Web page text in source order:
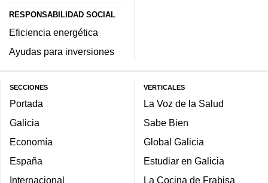
RESPONSABILIDAD SOCIAL
Eficiencia energética
Ayudas para inversiones
SECCIONES
Portada
Galicia
Economía
España
Internacional
VERTICALES
La Voz de la Salud
Sabe Bien
Global Galicia
Estudiar en Galicia
La Cocina de Frabisa